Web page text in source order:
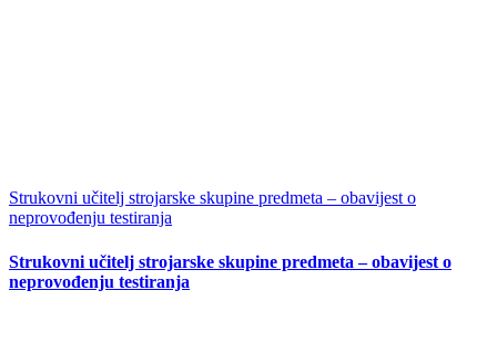
Strukovni učitelj strojarske skupine predmeta – obavijest o
neprovođenju testiranja
Strukovni učitelj strojarske skupine predmeta – obavijest o
neprovođenju testiranja